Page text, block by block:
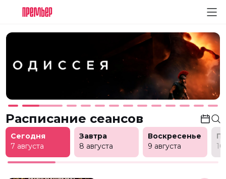
Расписание сеансов
Сегодня
7 августа
Завтра
8 августа
Воскресенье
9 августа
10